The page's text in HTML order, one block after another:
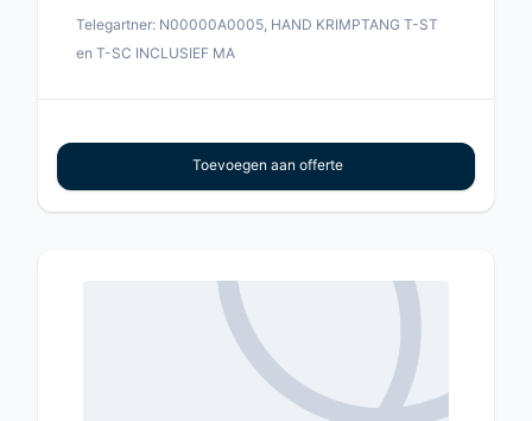
Telegartner: N00000A0005, HAND KRIMPTANG T-ST
en T-SC INCLUSIEF MA
Toevoegen aan offerte